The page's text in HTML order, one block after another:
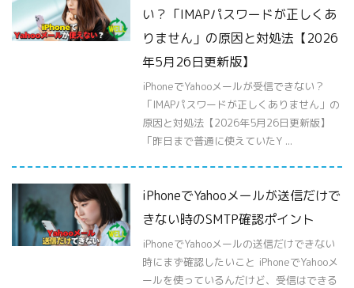
い？「IMAPパスワードが正しくあ
りません」の原因と対処法【2026
年5月26日更新版】
iPhoneでYahooメールが受信できない？
「IMAPパスワードが正しくありません」の
原因と対処法【2026年5月26日更新版】
「昨日まで普通に使えていたY ...
iPhoneでYahooメールが送信だけで
きない時のSMTP確認ポイント
iPhoneでYahooメールの送信だけできない
時にまず確認したいこと iPhoneでYahooメ
ールを使っているんだけど、受信はできる